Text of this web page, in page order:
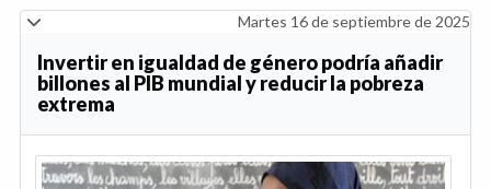
Martes 16 de septiembre de 2025
Invertir en igualdad de género podría añadir
billones al PIB mundial y reducir la pobreza
extrema